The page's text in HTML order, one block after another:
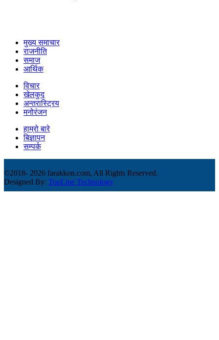
मुख्य समाचार
राजनीति
समाज
आर्थिक
विचार
खेलकुद
अन्तरास्ट्रिय
मनोरंजन
हाम्रो बारे
बिज्ञापन
सम्पर्क
©2018- 2026 farakkon.com, All Rights Reserved.
Designed By: TopLine Technology